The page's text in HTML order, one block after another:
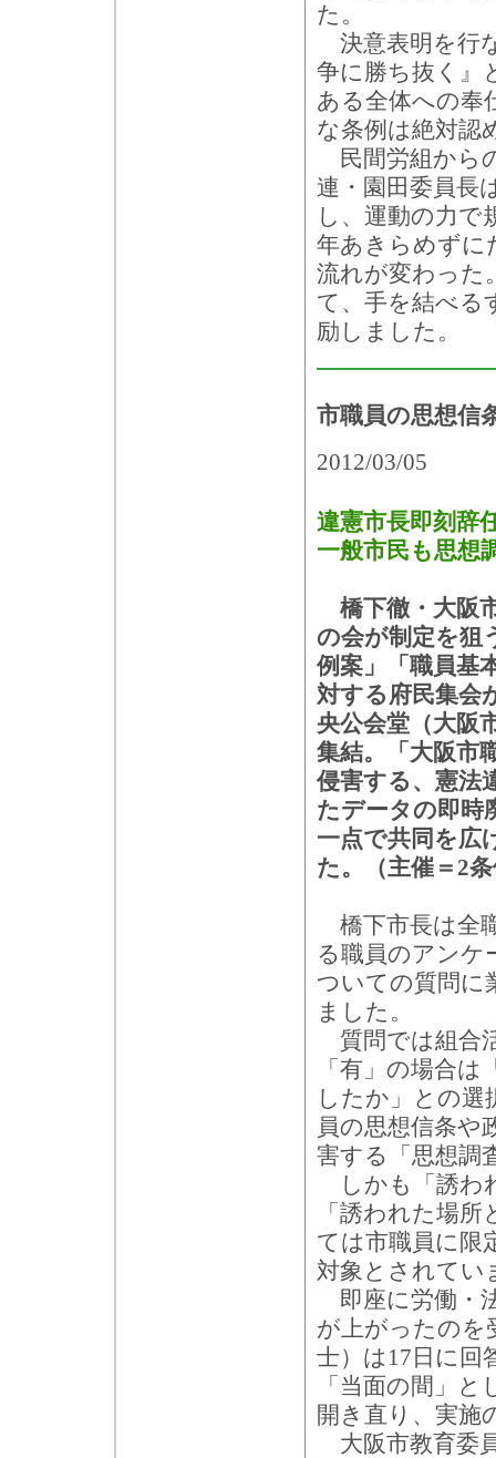
た。
決意表明を行
争に勝ち抜く』
ある全体への奉
な条例は絶対認
民間労組から
連・園田委員長
し、運動の力で
年あきらめずに
流れが変わった
て、手を結べる
励しました。
市職員の思想信
2012/03/05
違憲市長即刻辞
一般市民も思想
橋下徹・大阪
の会が制定を狙
例案」「職員基
対する府民集会
央公会堂（大阪
集結。「大阪市
侵害する、憲法
たデータの即時
一点で共同を広
た。（主催＝2
橋下市長は全
る職員のアンケ
ついての質問に
ました。
質問では組合
「有」の場合
したか」との選
員の思想信条や
害する「思想調
しかも「誘わ
「誘われた場
ては市職員に限
対象とされてい
即座に労働・
が上がったのを
士）は17日に回
「当面の間」
開き直り、実施
大阪市教育委